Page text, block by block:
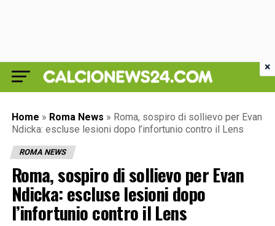
Home » Roma News » Roma, sospiro di sollievo per Evan
Ndicka: escluse lesioni dopo l’infortunio contro il Lens
ROMA NEWS
Roma, sospiro di sollievo per Evan
Ndicka: escluse lesioni dopo
l’infortunio contro il Lens
×